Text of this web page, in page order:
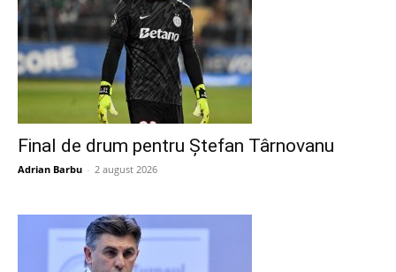
Final de drum pentru Ștefan Târnovanu
Adrian Barbu - 2 august 2026